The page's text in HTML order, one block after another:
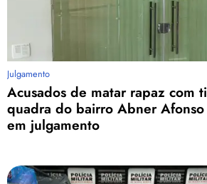
Julgamento
Acusados de matar rapaz com
quadra do bairro Abner Afonso
em julgamento